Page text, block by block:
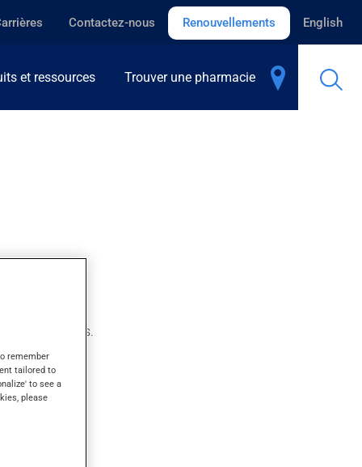
Contactez-nous Renouvellements English
et ressources Trouver une pharmacie
semaines.
remember
tailored to
to see a
please